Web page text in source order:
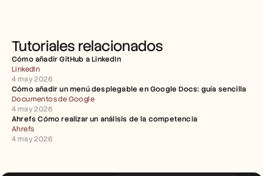
Tutoriales relacionados
Cómo añadir GitHub a LinkedIn
LinkedIn
4 may 2026
Cómo añadir un menú desplegable en Google Docs: guía sencilla
Documentos de Google
4 may 2026
Ahrefs Cómo realizar un análisis de la competencia
Ahrefs
4 may 2026